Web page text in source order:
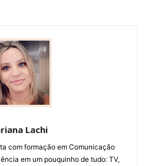
Lachi
com formação em Comunicação
em um pouquinho de tudo: TV,